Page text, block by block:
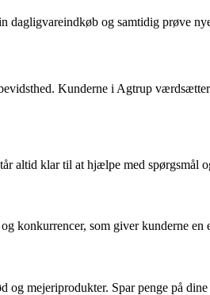
dagligvareindkøb og samtidig prøve
Kunderne i Agtrup
altid klar til at hjælpe med spørgsmål
konkurrencer, som giver kunderne en
mejeriprodukter. Spar penge på